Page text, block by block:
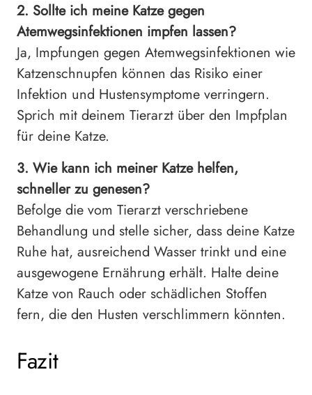
2. Sollte ich meine Katze gegen
Atemwegsinfektionen impfen lassen?
Ja, Impfungen gegen Atemwegsinfektionen wie
Katzenschnupfen können das Risiko einer
Infektion und Hustensymptome verringern.
Sprich mit deinem Tierarzt über den Impfplan
für deine Katze.
3. Wie kann ich meiner Katze helfen,
schneller zu genesen?
Befolge die vom Tierarzt verschriebene
Behandlung und stelle sicher, dass deine Katze
Ruhe hat, ausreichend Wasser trinkt und eine
ausgewogene Ernährung erhält. Halte deine
Katze von Rauch oder schädlichen Stoffen
fern, die den Husten verschlimmern könnten.
Fazit